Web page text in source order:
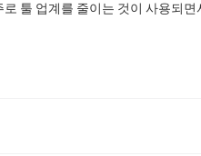
로 툴 업계를 줄이는 것이 사용되